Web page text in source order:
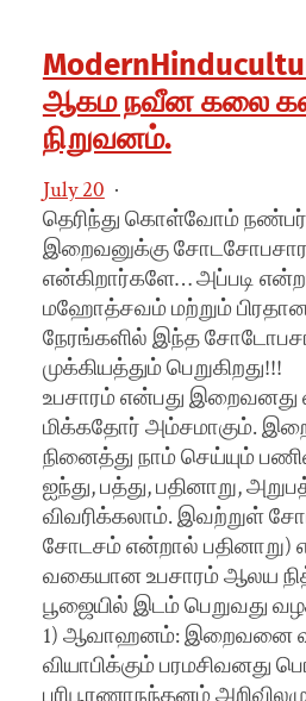
ஆகம நவீன கலை
நிறுவனம்.
July 20 ·
தெரிந்து கொள்வோம்
இறைவனுக்கு
என்கிறார்களே… அப்படி
மஹோத்சவம் மற்றும் பிரதான
நேரங்களில் இந்த
முக்கியத்தும் பெறுகிறது!!!
உபசாரம் என்பது இறைவனது
மிக்கதோர் அம்சமாகும்.
நினைத்து நாம் செய்யும்
ஐந்து, பத்து, பதினாறு,
விவரிக்கலாம். இவற்றுள்
சோடசம் என்றால் பதினாறு)
வகையான உபசாரம் ஆலய
பூஜையில் இடம் பெறுவது
1) ஆவாஹனம்: இறைவனை
வியாபிக்கும் பரமசிவனது